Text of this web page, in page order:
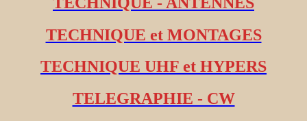
TECHNIQUE et MONTAGES
TECHNIQUE UHF et HYPERS
TELEGRAPHIE - CW